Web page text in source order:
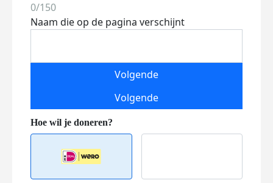
0/150
Naam die op de pagina verschijnt
Volgende
Volgende